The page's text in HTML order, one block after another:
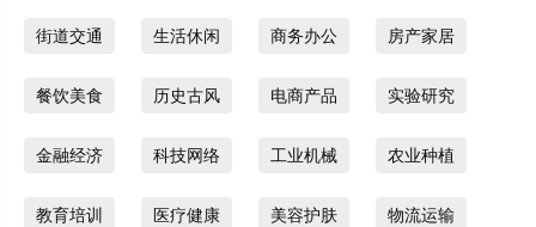
街道交通 生活休闲 商务办公 房产家居
餐饮美食 历史古风 电商产品 实验研究
金融经济 科技网络 工业机械 农业种植
教育培训 医疗健康 美容护肤 物流运输